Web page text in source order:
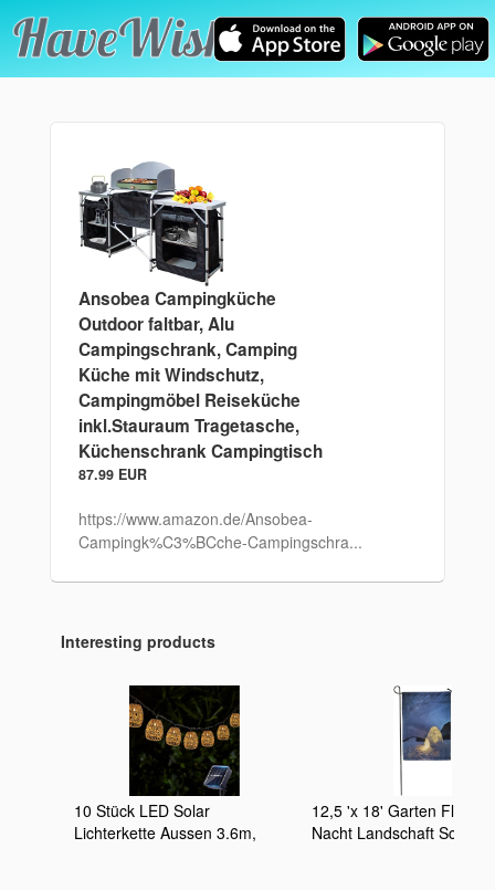
Ansobea Campingküche
Outdoor faltbar, Alu
Campingschrank, Camping
Küche mit Windschutz,
Campingmöbel Reiseküche
inkl.Stauraum Tragetasche,
Küchenschrank Campingtisch
87.99 EUR
https://www.amazon.de/Ansobea-
Campingk%C3%BCche-Campingschra...
Interesting products
10 Stück LED Solar
Lichterkette Aussen 3.6m,
12,5 'x 18' Garten Flagge
Nacht Landschaft